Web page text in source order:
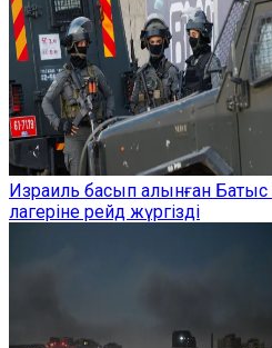
Израиль басып алынған
лагеріне рейд жүргізді